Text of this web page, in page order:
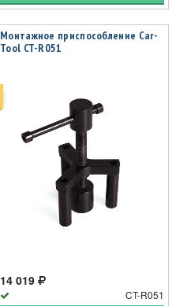
Монтажное приспособление Car-
Tool CT-R051
14 019
CT-R051